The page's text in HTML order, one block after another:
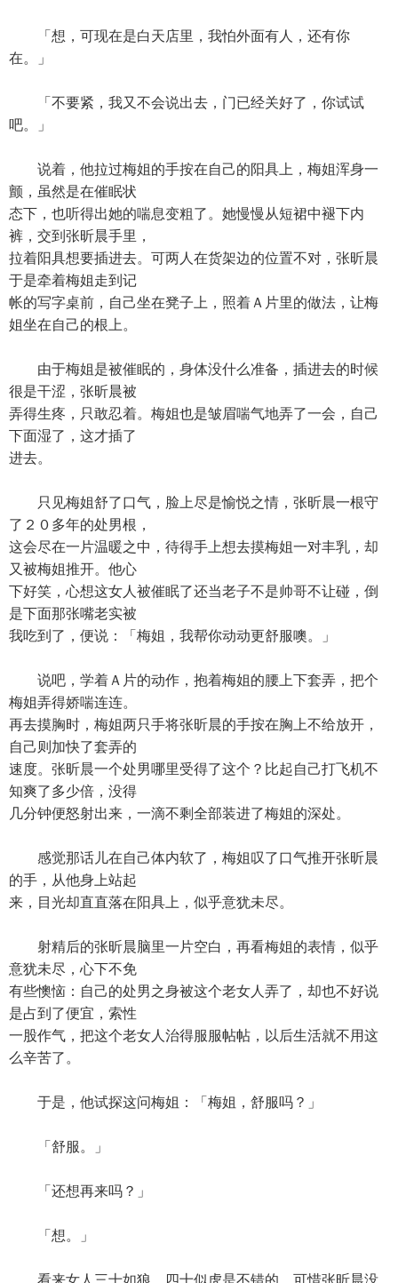
「想，可现在是白天店里，我怕外面有人，还有你
在。」
「不要紧，我又不会说出去，门已经关好了，你试试
吧。」
说着，他拉过梅姐的手按在自己的阳具上，梅姐浑身一
颤，虽然是在催眠状
态下，也听得出她的喘息变粗了。她慢慢从短裙中褪下内
裤，交到张昕晨手里，
拉着阳具想要插进去。可两人在货架边的位置不对，张昕晨
于是牵着梅姐走到记
帐的写字桌前，自己坐在凳子上，照着Ａ片里的做法，让梅
姐坐在自己的根上。
由于梅姐是被催眠的，身体没什么准备，插进去的时候
很是干涩，张昕晨被
弄得生疼，只敢忍着。梅姐也是皱眉喘气地弄了一会，自己
下面湿了，这才插了
进去。
只见梅姐舒了口气，脸上尽是愉悦之情，张昕晨一根守
了２０多年的处男根，
这会尽在一片温暖之中，待得手上想去摸梅姐一对丰乳，却
又被梅姐推开。他心
下好笑，心想这女人被催眠了还当老子不是帅哥不让碰，倒
是下面那张嘴老实被
我吃到了，便说：「梅姐，我帮你动动更舒服噢。」
说吧，学着Ａ片的动作，抱着梅姐的腰上下套弄，把个
梅姐弄得娇喘连连。
再去摸胸时，梅姐两只手将张昕晨的手按在胸上不给放开，
自己则加快了套弄的
速度。张昕晨一个处男哪里受得了这个？比起自己打飞机不
知爽了多少倍，没得
几分钟便怒射出来，一滴不剩全部装进了梅姐的深处。
感觉那话儿在自己体内软了，梅姐叹了口气推开张昕晨
的手，从他身上站起
来，目光却直直落在阳具上，似乎意犹未尽。
射精后的张昕晨脑里一片空白，再看梅姐的表情，似乎
意犹未尽，心下不免
有些懊恼：自己的处男之身被这个老女人弄了，却也不好说
是占到了便宜，索性
一股作气，把这个老女人治得服服帖帖，以后生活就不用这
么辛苦了。
于是，他试探这问梅姐：「梅姐，舒服吗？」
「舒服。」
「还想再来吗？」
「想。」
看来女人三十如狼、四十似虎是不错的，可惜张昕晨没